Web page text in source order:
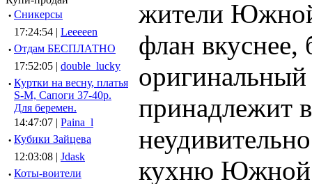
· Сникерсы
17:24:54 | Leeeeen
· Отдам БЕСПЛАТНО
17:52:05 | double_lucky
· Куртки на весну, платья
S-M, Сапоги 37-40р.
Для беремен.
14:47:07 | Paina_l
· Кубики Зайцева
12:03:08 | Jdask
· Коты-воители
жители
флан вкуснее,
оригинальный
принадлежит
кухню Южной